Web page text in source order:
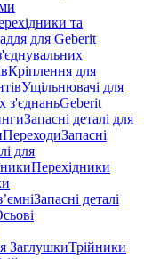
та
для Geberit
Кріплення для
Ущільнювачі для
з'єднаньGeberit
Запасні деталі для
ПереходиЗапасні
для
Перехідники
Запасні деталі
ЗаглушкиТрійники